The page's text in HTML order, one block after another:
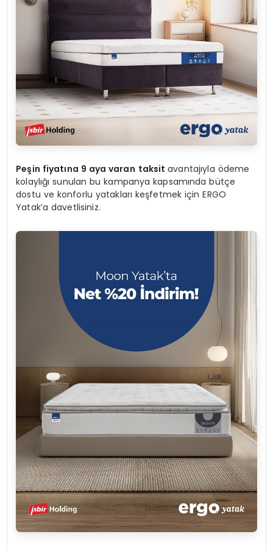
Peşin fiyatına 9 aya varan taksitavantajıyla ödeme
kolaylığı sunulan bu kampanya kapsamında bütçe
dostu ve konforlu yatakları keşfetmek için ERGO
Yatak’a davetlisiniz.